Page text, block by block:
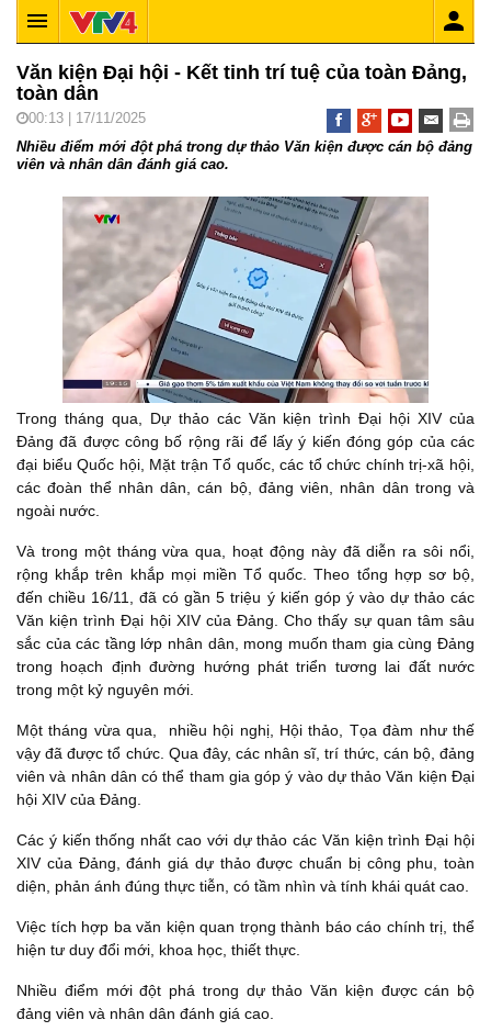
Văn kiện Đại hội - Kết tinh trí tuệ của toàn Đảng,
toàn dân
00:13 | 17/11/2025
Nhiều điểm mới đột phá trong dự thảo Văn kiện được cán bộ đảng
viên và nhân dân đánh giá cao.
Trong tháng qua, Dự thảo các Văn kiện trình Đại hội XIV của
Đảng đã được công bố rộng rãi để lấy ý kiến đóng góp của các
đại biểu Quốc hội, Mặt trận Tổ quốc, các tổ chức chính trị-xã hội,
các đoàn thể nhân dân, cán bộ, đảng viên, nhân dân trong và
ngoài nước.
Và trong một tháng vừa qua, hoạt động này đã diễn ra sôi nổi,
rộng khắp trên khắp mọi miền Tổ quốc. Theo tổng hợp sơ bộ,
đến chiều 16/11, đã có gần 5 triệu ý kiến góp ý vào dự thảo các
Văn kiện trình Đại hội XIV của Đảng. Cho thấy sự quan tâm sâu
sắc của các tầng lớp nhân dân, mong muốn tham gia cùng Đảng
trong hoạch định đường hướng phát triển tương lai đất nước
trong một kỷ nguyên mới.
Một tháng vừa qua, nhiều hội nghị, Hội thảo, Tọa đàm như thế
vậy đã được tổ chức. Qua đây, các nhân sĩ, trí thức, cán bộ, đảng
viên và nhân dân có thể tham gia góp ý vào dự thảo Văn kiện Đại
hội XIV của Đảng.
Các ý kiến thống nhất cao với dự thảo các Văn kiện trình Đại hội
XIV của Đảng, đánh giá dự thảo được chuẩn bị công phu, toàn
diện, phản ánh đúng thực tiễn, có tầm nhìn và tính khái quát cao.
Việc tích hợp ba văn kiện quan trọng thành báo cáo chính trị, thể
hiện tư duy đổi mới, khoa học, thiết thực.
Nhiều điểm mới đột phá trong dự thảo Văn kiện được cán bộ
đảng viên và nhân dân đánh giá cao.